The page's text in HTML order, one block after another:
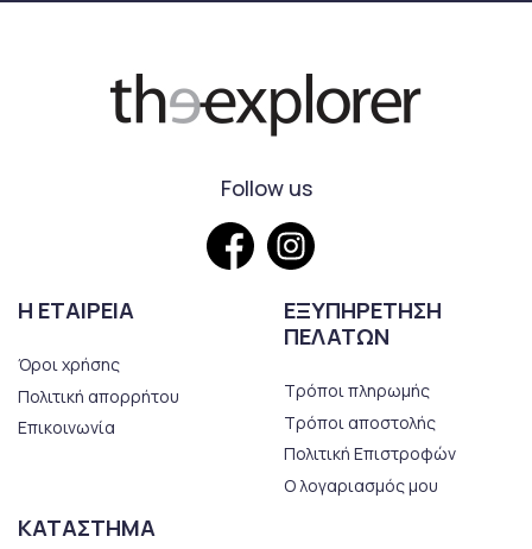
Follow us
Η ΕΤΑΙΡΕΙΑ
Όροι χρήσης
Πολιτική απορρήτου
Επικοινωνία
ΕΞΥΠΗΡΕΤΗΣΗ
ΠΕΛΑΤΩΝ
Τρόποι πληρωμής
Τρόποι αποστολής
Πολιτική Επιστροφών
Ο λογαριασμός μου
ΚΑΤΑΣΤΗΜΑ